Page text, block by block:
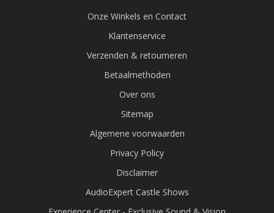
Onze Winkels en Contact
Klantenservice
Verzenden & retourneren
Betaalmethoden
Over ons
Sitemap
Algemene voorwaarden
Privacy Policy
Disclaimer
AudioExpert Castle Shows